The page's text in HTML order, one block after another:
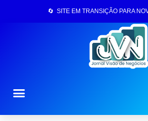
🔄 SITE EM TRANSIÇÃO PARA